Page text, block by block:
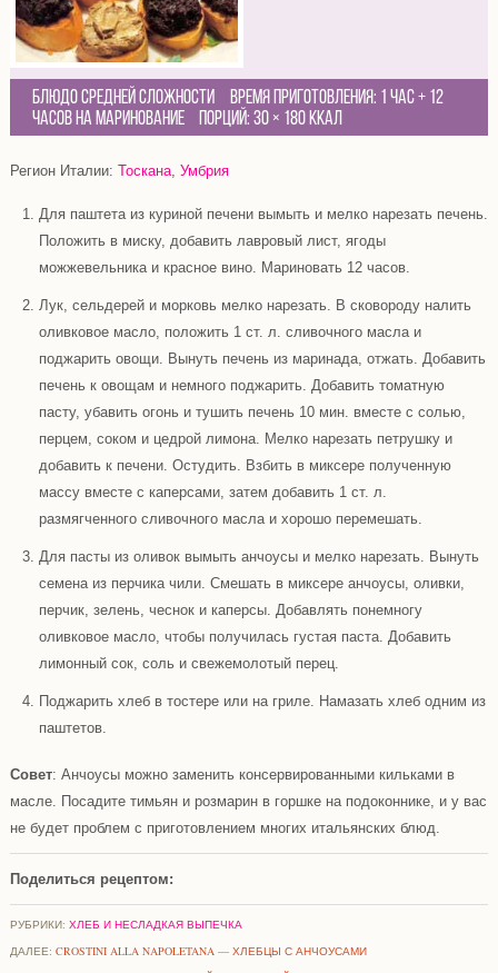
Блюдо средней сложности Время приготовления: 1 час + 12
часов на маринование
Порций: 30 × 180 Ккал
Регион Италии: Тоскана, Умбрия
Для паштета из куриной печени вымыть и мелко нарезать печень.
Положить в миску, добавить лавровый лист, ягоды
можжевельника и красное вино. Мариновать 12 часов.
Лук, сельдерей и морковь мелко нарезать. В сковороду налить
оливковое масло, положить 1 ст. л. сливочного масла и
поджарить овощи. Вынуть печень из маринада, отжать. Добавить
печень к овощам и немного поджарить. Добавить томатную
пасту, убавить огонь и тушить печень 10 мин. вместе с солью,
перцем, соком и цедрой лимона. Мелко нарезать петрушку и
добавить к печени. Остудить. Взбить в миксере полученную
массу вместе с каперсами, затем добавить 1 ст. л.
размягченного сливочного масла и хорошо перемешать.
Для пасты из оливок вымыть анчоусы и мелко нарезать. Вынуть
семена из перчика чили. Смешать в миксере анчоусы, оливки,
перчик, зелень, чеснок и каперсы. Добавлять понемногу
оливковое масло, чтобы получилась густая паста. Добавить
лимонный сок, соль и свежемолотый перец.
Поджарить хлеб в тостере или на гриле. Намазать хлеб одним из
паштетов.
Совет: Анчоусы можно заменить консервированными кильками в
масле. Посадите тимьян и розмарин в горшке на подоконнике, и у вас
не будет проблем с приготовлением многих итальянских блюд.
Поделиться рецептом:
РУБРИКИ: ХЛЕБ И НЕСЛАДКАЯ ВЫПЕЧКА
ДАЛЕЕ: CROSTINI ALLA NAPOLETANA — ХЛЕБЦЫ С АНЧОУСАМИ